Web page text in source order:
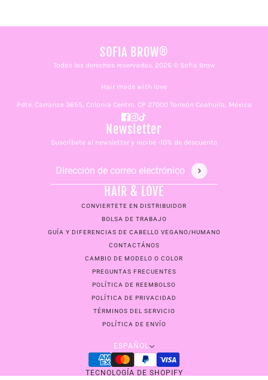
Peluca Realista 👸🏼 BLONDE BABY
SOFIA BROW®
Todos los derechos reservados. 2026 © Sofia Brow
Hair made with love
Pdte. Carranza 3655, Colonia Centro. CP 27000 Torreón Coahuila, México
Newsletter
Suscríbete al newsletter y recibe -10% de descuento
Dirección de correo electrónico
Este sitio está protegido por hCaptcha y se aplican
HAIR & LOVE
CONVIERTETE EN DISTRIBUIDOR
BOLSA DE TRABAJO
GUÍA Y DIFERENCIAS DE CABELLO VEGANO/HUMANO
CONTACTÁNOS
CAMBIO DE MODELO O COLOR
PREGUNTAS FRECUENTES
POLÍTICA DE REEMBOLSO
POLÍTICA DE PRIVACIDAD
TÉRMINOS DEL SERVICIO
POLÍTICA DE ENVÍO
Español
ESPAÑOL
TECNOLOGÍA DE SHOPIFY